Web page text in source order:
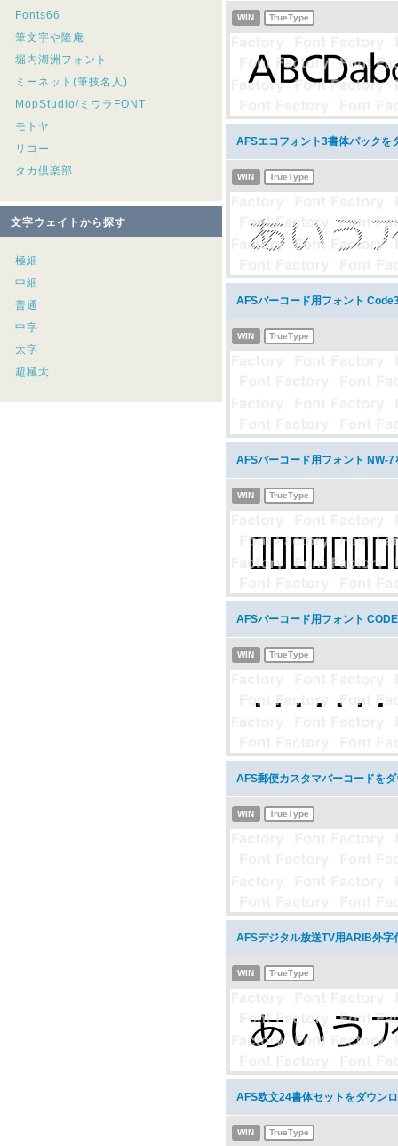
Fonts66
筆文字や隆庵
堀内湖洲フォント
ミーネット(筆技名人)
MopStudio/ミウラFONT
モトヤ
リコー
タカ倶楽部
文字ウェイトから探す
極細
中細
普通
中字
太字
超極太
WIN TrueType
AFSエコフォント3書体パックを
WIN TrueType
AFSバーコード用フォント
WIN TrueType
AFSバーコード用フォント NW-7
WIN TrueType
AFSバーコード用フォント
WIN TrueType
AFS郵便カスタマバーコードを
WIN TrueType
AFSデジタル放送TV用ARIB外字
WIN TrueType
AFS欧文24書体セットをダウン
WIN TrueType